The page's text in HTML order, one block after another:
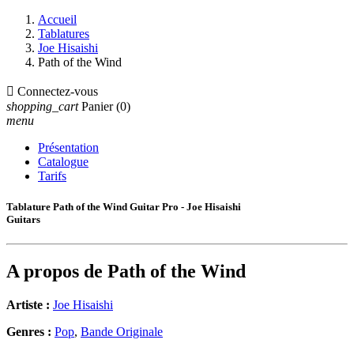
Accueil
Tablatures
Joe Hisaishi
Path of the Wind
 Connectez-vous
shopping_cart Panier (0)
menu
Présentation
Catalogue
Tarifs
Tablature Path of the Wind Guitar Pro - Joe Hisaishi
Guitars
A propos de Path of the Wind
Artiste : Joe Hisaishi
Genres : Pop, Bande Originale